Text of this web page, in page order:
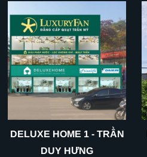
DELUXE HOME 1 - TRẦN
DUY HƯNG